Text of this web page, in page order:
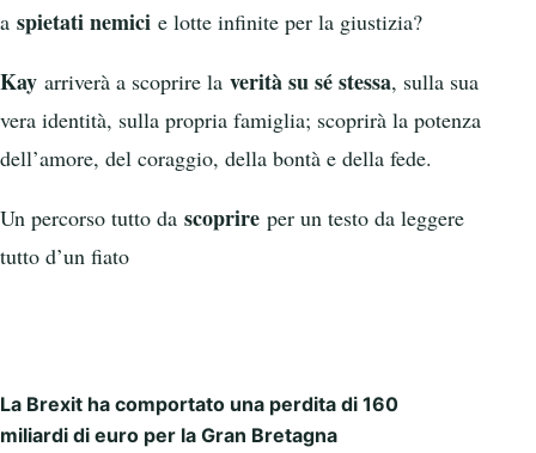
a spietati nemici e lotte infinite per la giustizia?
Kay arriverà a scoprire la verità su sé stessa, sulla sua
vera identità, sulla propria famiglia; scoprirà la potenza
dell’amore, del coraggio, della bontà e della fede.
Un percorso tutto da scoprire per un testo da leggere
tutto d’un fiato
Post navigation
La Brexit ha comportato una perdita di 160
miliardi di euro per la Gran Bretagna